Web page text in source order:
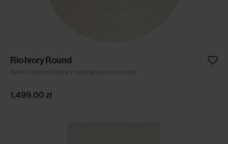
Rio Ivory Round
dywan | ręcznie tkany z naturalnych surowców
1,499.00 zł